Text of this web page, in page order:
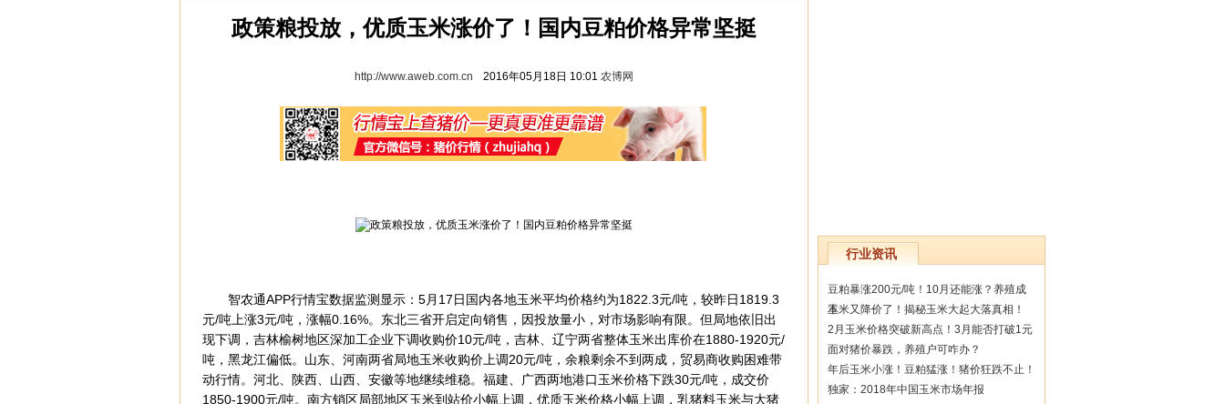
政策粮投放，优质玉米涨价了！国内豆粕价格异常坚挺
http://www.aweb.com.cn 2016年05月18日 10:01 农博网
智农通APP行情宝数据监测显示：5月17日国内各地玉米平均价格约为1822.3元/吨，较昨日1819.3
元/吨上涨3元/吨，涨幅0.16%。东北三省开启定向销售，因投放量小，对市场影响有限。但局地依旧出
现下调，吉林榆树地区深加工企业下调收购价10元/吨，吉林、辽宁两省整体玉米出库价在1880-1920元/
吨，黑龙江偏低。山东、河南两省局地玉米收购价上调20元/吨，余粮剩余不到两成，贸易商收购困难带
动行情。河北、陕西、山西、安徽等地继续维稳。福建、广西两地港口玉米价格下跌30元/吨，成交价
1850-1900元/吨。南方销区局部地区玉米到站价小幅上调，优质玉米价格小幅上调，乳猪料玉米与大猪
行业资讯
豆粕暴涨200元/吨！10月还能涨？养殖成
本
玉米又降价了！揭秘玉米大起大落真相！
2月玉米价格突破新高点！3月能否打破1元
面对猪价暴跌，养殖户可咋办？
年后玉米小涨！豆粕猛涨！猪价狂跌不止！
独家：2018年中国玉米市场年报